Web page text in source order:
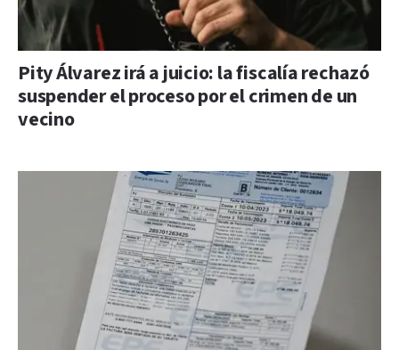
Pity Álvarez irá a juicio: la fiscalía rechazó
suspender el proceso por el crimen de un
vecino